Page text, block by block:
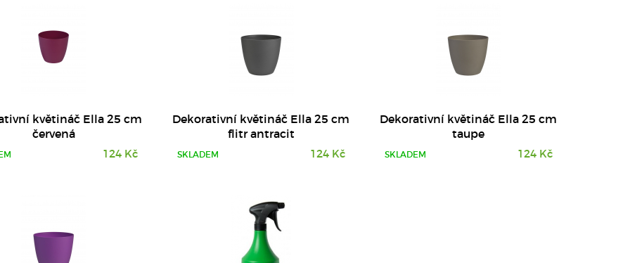
květináč Ella 25 cm
červená
124 Kč
Dekorativní květináč Ella 25 cm
flitr antracit
SKLADEM 124 Kč
Dekorativní květináč Ella 25 cm
taupe
SKLADEM 124 Kč